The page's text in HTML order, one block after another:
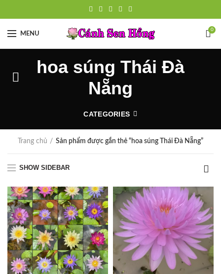
MENU
0
hoa súng Thái Đà
Nẵng
CATEGORIES
Trang chủ Sản phẩm được gắn thẻ “hoa súng Thái Đà Nẵng”
SHOW SIDEBAR